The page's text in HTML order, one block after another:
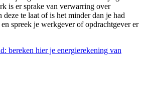
is er sprake van verwarring over
te laat of is het minder dan je had
spreek je werkgever of opdrachtgever er
bereken hier je energierekening van